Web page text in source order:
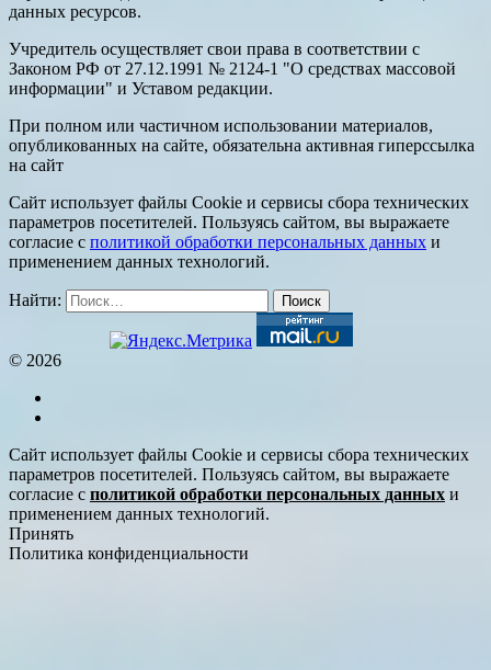
данных ресурсов.
Учредитель осуществляет свои права в соответствии с
Законом РФ от 27.12.1991 № 2124-1 "О средствах массовой
информации" и Уставом редакции.
При полном или частичном использовании материалов,
опубликованных на сайте, обязательна активная гиперссылка
на сайт
Сайт использует файлы Cookie и сервисы сбора технических
параметров посетителей. Пользуясь сайтом, вы выражаете
согласие с политикой обработки персональных данных и
применением данных технологий.
Найти:
© 2026
Сайт использует файлы Cookie и сервисы сбора технических
параметров посетителей. Пользуясь сайтом, вы выражаете
согласие с политикой обработки персональных данных и
применением данных технологий.
Принять
Политика конфиденциальности